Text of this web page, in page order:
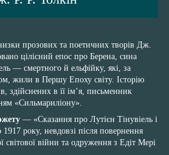
прозових та поетичних творів Дж.
цілісний епос про Берена, сина
— смертного й ельфійку, які, за
жили в Першу Епоху світу. Історію
здійснених в її ім’я, письменник
«Сильмариліону».
— «Сказання про Лутієн Тінувіель і
року, невдовзі після повернення
світової війни та одруження з Едіт Мері